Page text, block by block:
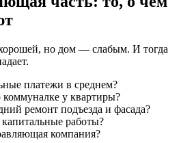
но дом — слабым. И тогда
платежи в среднем?
коммуналке у квартиры?
ремонт подъезда и фасада?
работы?
компания?